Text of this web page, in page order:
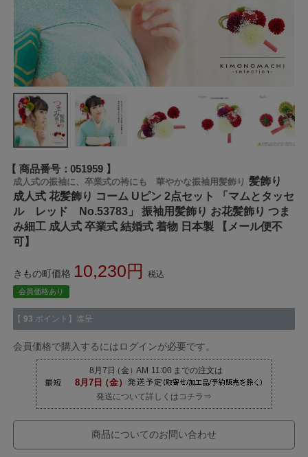
商品番号 051959
成人式の振袖に、卒業式の袴にも 華やかな振袖用髪飾り 髪飾り
成人式 花髪飾り コーム Uピン 2点セット 「マムとタッセ
ル レッド No.53783」 振袖用髪飾り お花髪飾り つま
み細工 成人式 卒業式 結婚式 着物 日本製 【メール便不
可】
きもの町価格 10,230 税込
会員価格あり
【 93 ポイント】進呈
会員価格で購入するにはログインが必要です。
発送について詳しくはコチラ⇒
商品についてのお問い合わせ